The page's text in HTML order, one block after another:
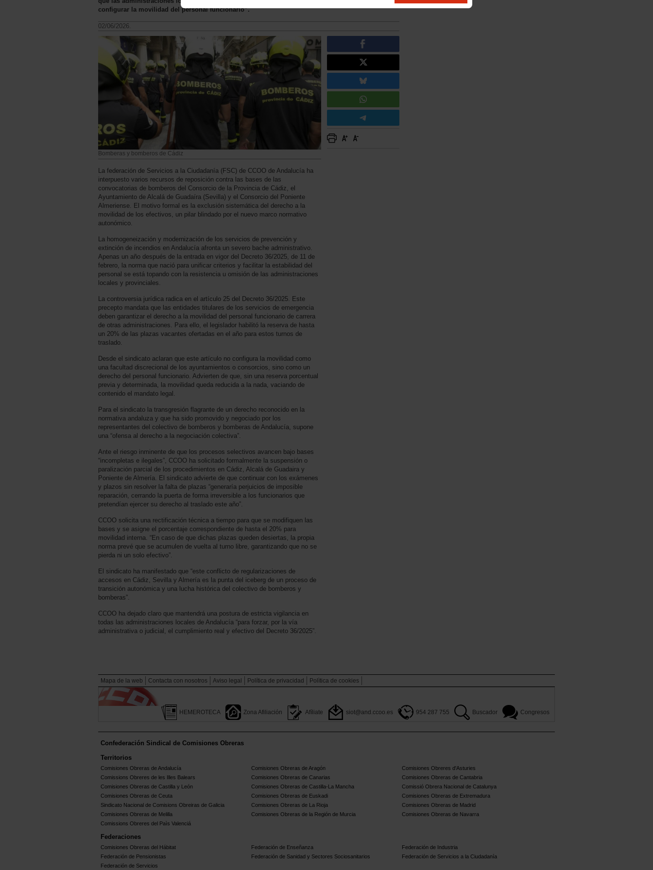
configurar la movilidad del personal funcionario”.
02/06/2026.
Bomberas y bomberos de Cádiz
La federación de Servicios a la Ciudadanía (FSC) de CCOO de Andalucía ha
interpuesto varios recursos de reposición contra las bases de las
convocatorias de bomberos del Consorcio de la Provincia de Cádiz, el
Ayuntamiento de Alcalá de Guadaíra (Sevilla) y el Consorcio del Poniente
Almeriense. El motivo formal es la exclusión sistemática del derecho a la
movilidad de los efectivos, un pilar blindado por el nuevo marco normativo
autonómico.
La homogeneización y modernización de los servicios de prevención y
extinción de incendios en Andalucía afronta un severo bache administrativo.
Apenas un año después de la entrada en vigor del Decreto 36/2025, de 11 de
febrero, la norma que nació para unificar criterios y facilitar la estabilidad del
personal se está topando con la resistencia u omisión de las administraciones
locales y provinciales.
La controversia jurídica radica en el artículo 25 del Decreto 36/2025. Este
precepto mandata que las entidades titulares de los servicios de emergencia
deben garantizar el derecho a la movilidad del personal funcionario de carrera
de otras administraciones. Para ello, el legislador habilitó la reserva de hasta
un 20% de las plazas vacantes ofertadas en el año para estos turnos de
traslado.
Desde el sindicato aclaran que este artículo no configura la movilidad como
una facultad discrecional de los ayuntamientos o consorcios, sino como un
derecho del personal funcionario. Advierten de que, sin una reserva porcentual
previa y determinada, la movilidad queda reducida a la nada, vaciando de
contenido el mandato legal.
Para el sindicato la transgresión flagrante de un derecho reconocido en la
normativa andaluza y que ha sido promovido y negociado por los
representantes del colectivo de bomberos y bomberas de Andalucía, supone
una “ofensa al derecho a la negociación colectiva”.
Ante el riesgo inminente de que los procesos selectivos avancen bajo bases
“incompletas e ilegales”, CCOO ha solicitado formalmente la suspensión o
paralización parcial de los procedimientos en Cádiz, Alcalá de Guadaira y
Poniente de Almería. El sindicato advierte de que continuar con los exámenes
y plazos sin resolver la falta de plazas “generaría perjuicios de imposible
reparación, cerrando la puerta de forma irreversible a los funcionarios que
pretendían ejercer su derecho al traslado este año”.
CCOO solicita una rectificación técnica a tiempo para que se modifiquen las
bases y se asigne el porcentaje correspondiente de hasta el 20% para
movilidad interna. “En caso de que dichas plazas queden desiertas, la propia
norma prevé que se acumulen de vuelta al turno libre, garantizando que no se
pierda ni un solo efectivo”.
El sindicato ha manifestado que “este conflicto de regularizaciones de
accesos en Cádiz, Sevilla y Almería es la punta del iceberg de un proceso de
transición autonómica y una lucha histórica del colectivo de bomberos y
bomberas”.
CCOO ha dejado claro que mantendrá una postura de estricta vigilancia en
todas las administraciones locales de Andalucía “para forzar, por la vía
administrativa o judicial, el cumplimiento real y efectivo del Decreto 36/2025”.
Mapa de la web Contacta con nosotros Aviso legal Política de privacidad Polìtica de cookies
HEMEROTECA Zona Afiliación Afíliate siot@and.ccoo.es 954 287 755 Buscador Congresos
Confederación Sindical de Comisiones Obreras
Territorios
Comisiones Obreras de Andalucía Comisiones Obreras de Aragón
Comisiones Obreres d'Asturies
Comissions Obreres de les Illes Balears
Comisiones Obreras de Canarias
Comisiones Obreras de Cantabria
Comisiones Obreras de Castilla y León
Comisiones Obreras de Castilla-La Mancha
Comissió Obrera Nacional de Catalunya
Comisiones Obreras de Ceuta
Comisiones Obreras de Euskadi
Comisiones Obreras de Extremadura
Sindicato Nacional de Comisions Obreiras de Galicia
Comisiones Obreras de La Rioja
Comisiones Obreras de Madrid
Comisiones Obreras de Melilla
Comisiones Obreras de la Región de Murcia
Comisiones Obreras de Navarra
Comissions Obreres del Paìs Valenciá
Federaciones
Comisiones Obreras del Hábitat Federación de Enseñanza
Federación de Industria
Federación de Pensionistas
Federación de Sanidad y Sectores Sociosanitarios
Federación de Servicios a la Ciudadanía
Federación de Servicios